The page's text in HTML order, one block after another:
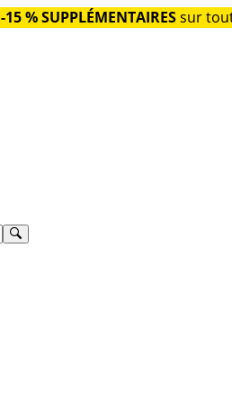
-15 % SUPPLÉMENTAIRESsur